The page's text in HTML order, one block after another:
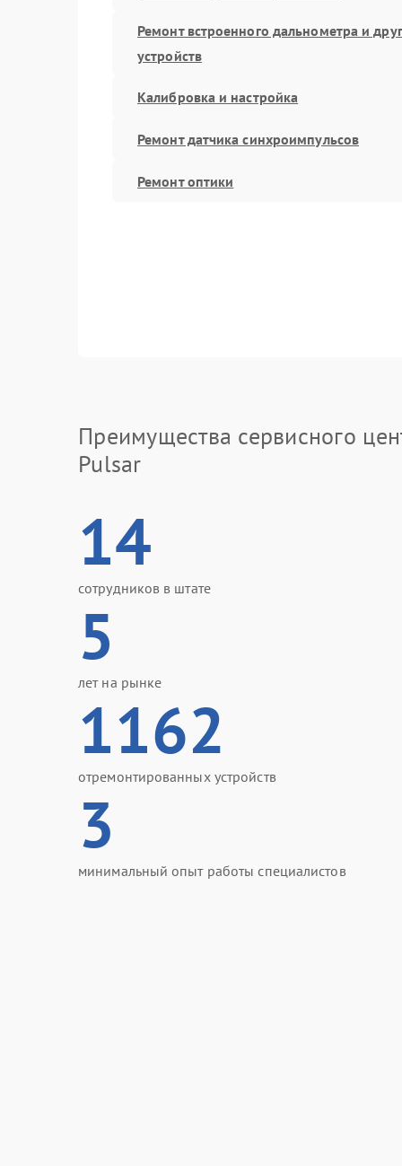
Ремонт встроенного дальнометра и
устройств
Калибровка и настройка
Ремонт датчика синхроимпульсов
Ремонт оптики
Преимущества сервисного
Pulsar
14
сотрудников в штате
5
лет на рынке
1162
отремонтированных устройств
3
минимальный опыт работы специалистов